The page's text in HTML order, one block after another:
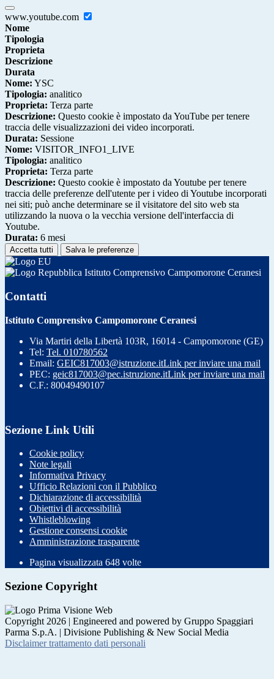
www.youtube.com
Nome
Tipologia
Proprieta
Descrizione
Durata
Nome: YSC
Tipologia: analitico
Proprieta: Terza parte
Descrizione: Questo cookie è impostato da YouTube per tenere
traccia delle visualizzazioni dei video incorporati.
Durata: Sessione
Nome: VISITOR_INFO1_LIVE
Tipologia: analitico
Proprieta: Terza parte
Descrizione: Questo cookie è impostato da Youtube per tenere
traccia delle preferenze dell'utente per i video di Youtube incorporati
nei siti; può anche determinare se il visitatore del sito web sta
utilizzando la nuova o la vecchia versione dell'interfaccia di
Youtube.
Durata: 6 mesi
Accetta tutti Salva le preferenze
Istituto Comprensivo Campomorone Ceranesi
Contatti
Istituto Comprensivo Campomorone Ceranesi
Via Martiri della Libertà 103R, 16014 - Campomorone (GE)
Tel: Tel. 010780562
Email: GEIC817003@istruzione.itLink per inviare una mail
PEC: geic817003@pec.istruzione.itLink per inviare una mail
C.F.: 80049490107
Sezione Link Utili
Cookie policy
Note legali
Informativa Privacy
Ufficio Relazioni con il Pubblico
Dichiarazione di accessibilità
Obiettivi di accessibilità
Whistleblowing
Gestione consensi cookie
Amministrazione trasparente
Pagina visualizzata 648 volte
Sezione Copyright
Copyright 2026 | Engineered and powered by Gruppo Spaggiari
Parma S.p.A. | Divisione Publishing & New Social Media
Disclaimer trattamento dati personali